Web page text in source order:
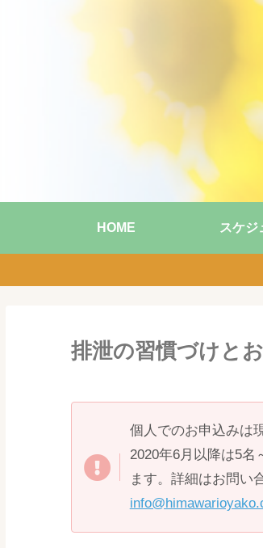
HOME スケジ
排泄の習慣づけと
個人でのお申込みは
2020年6月以降は5名
ます。詳細はお問い